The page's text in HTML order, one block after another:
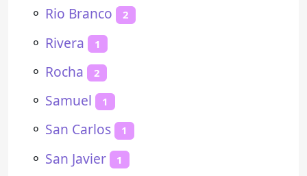
⚬ Rio Branco 2
⚬ Rivera 1
⚬ Rocha 2
⚬ Samuel 1
⚬ San Carlos 1
⚬ San Javier 1